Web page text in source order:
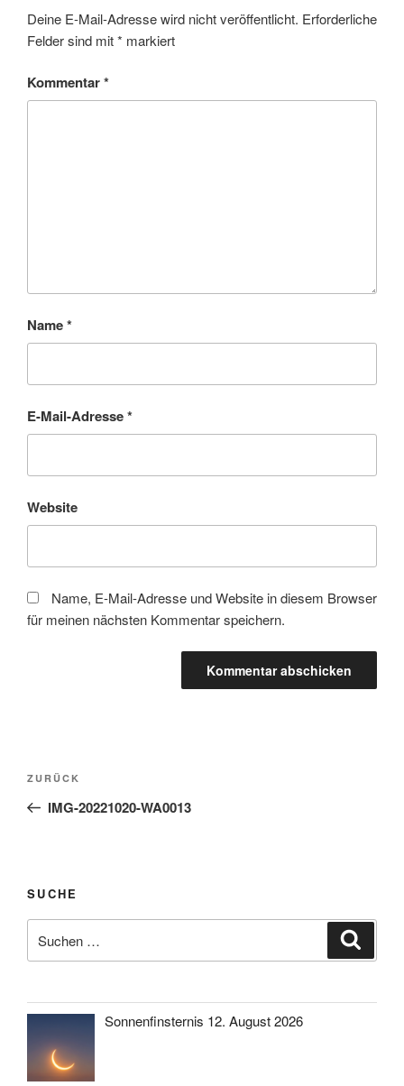
Deine E-Mail-Adresse wird nicht veröffentlicht. Erforderliche
Felder sind mit* markiert
Kommentar*
Name*
E-Mail-Adresse*
Website
Name, E-Mail-Adresse und Website in diesem Browser
für meinen nächsten Kommentar speichern.
Beitragsnavigation
Vorheriger
Beitrag
ZURÜCK
IMG-20221020-WA0013
SUCHE
nach:
Sonnenfinsternis 12. August 2026